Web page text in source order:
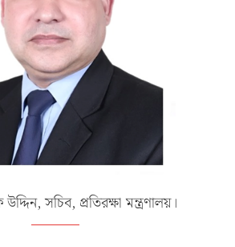
সচিব, প্রতিরক্ষা মন্ত্রণালয়।